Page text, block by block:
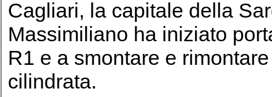
Cagliari, la capitale della
Massimiliano ha iniziato
R1 e a smontare e
cilindrata.